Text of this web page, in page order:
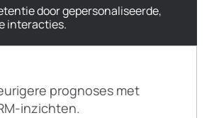
door gepersonaliseerde,
interacties.
prognoses met
inzichten.